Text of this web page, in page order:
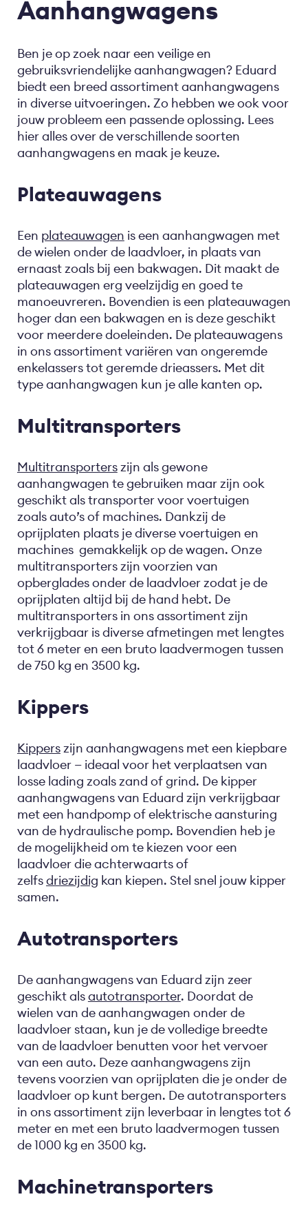
Aanhangwagens
Ben je op zoek naar een veilige en
gebruiksvriendelijke aanhangwagen? Eduard
biedt een breed assortiment aanhangwagens
in diverse uitvoeringen. Zo hebben we ook voor
jouw probleem een passende oplossing. Lees
hier alles over de verschillende soorten
aanhangwagens en maak je keuze.
Plateauwagens
Een plateauwagen is een aanhangwagen met
de wielen onder de laadvloer, in plaats van
ernaast zoals bij een bakwagen. Dit maakt de
plateauwagen erg veelzijdig en goed te
manoeuvreren. Bovendien is een plateauwagen
hoger dan een bakwagen en is deze geschikt
voor meerdere doeleinden. De plateauwagens
in ons assortiment variëren van ongeremde
enkelassers tot geremde drieassers. Met dit
type aanhangwagen kun je alle kanten op.
Multitransporters
Multitransporterszijn als gewone
aanhangwagen te gebruiken maar zijn ook
geschikt als transporter voor voertuigen
zoals auto’s of machines. Dankzij de
oprijplaten plaats je diverse voertuigen en
machines gemakkelijk op de wagen. Onze
multitransporters zijn voorzien van
opberglades onder de laadvloer zodat je de
oprijplaten altijd bij de hand hebt. De
multitransporters in ons assortiment zijn
verkrijgbaar is diverse afmetingen met lengtes
tot 6 meter en een bruto laadvermogen tussen
de 750 kg en 3500 kg.
Kippers
Kipperszijn aanhangwagens met een kiepbare
laadvloer — ideaal voor het verplaatsen van
losse lading zoals zand of grind. De kipper
aanhangwagens van Eduard zijn verkrijgbaar
met een handpomp of elektrische aansturing
van de hydraulische pomp. Bovendien heb je
de mogelijkheid om te kiezen voor een
laadvloer die achterwaarts of
zelfsdriezijdig kan kiepen. Stel snel jouw kipper
samen.
Autotransporters
De aanhangwagens van Eduard zijn zeer
geschikt alsautotransporter. Doordat de
wielen van de aanhangwagen onder de
laadvloer staan, kun je de volledige breedte
van de laadvloer benutten voor het vervoer
van een auto. Deze aanhangwagens zijn
tevens voorzien van oprijplaten die je onder de
laadvloer op kunt bergen. De autotransporters
in ons assortiment zijn leverbaar in lengtes tot 6
meter en met een bruto laadvermogen tussen
de 1000 kg en 3500 kg.
Machinetransporters